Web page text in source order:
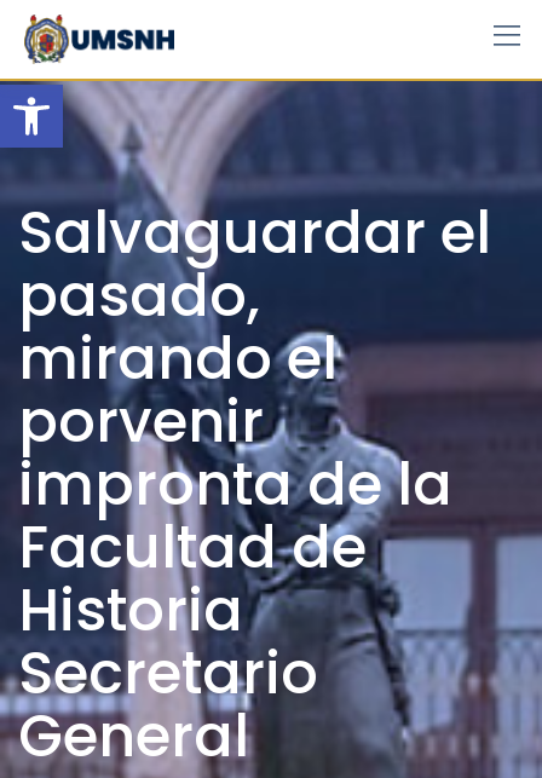
Open toolbar
Skip
content
Salvaguardar el
pasado,
mirando el
porvenir
impronta de la
Facultad de
Historia
Secretario
General